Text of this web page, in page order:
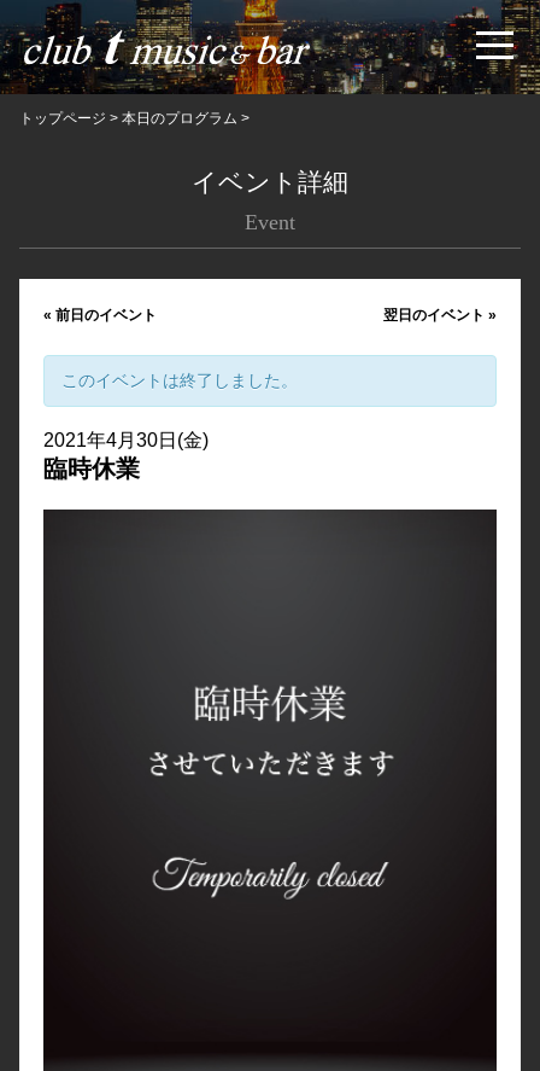
トップページ > 本日のプログラム >
イベント詳細
Event
« 前日のイベント 翌日のイベント»
このイベントは終了しました。
2021年4月30日(金)
臨時休業